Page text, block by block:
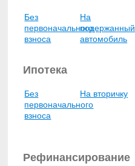
Без
первоначального
взноса
На
подержанный
автомобиль
Ипотека
Без
первоначального
взноса
На вторичку
Рефинансирование